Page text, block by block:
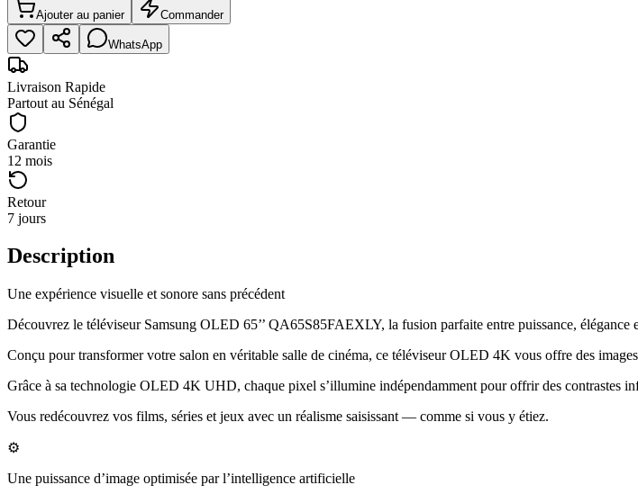
Ajouter au panier Commander
WhatsApp
Livraison Rapide
Partout au Sénégal
Garantie
12 mois
Retour
7 jours
Description
Une expérience visuelle et sonore sans précédent
Découvrez le téléviseur Samsung OLED 65’’ QA65S85FAEXLY, la fusion parfaite entre puissance, élégance
Conçu pour transformer votre salon en véritable salle de cinéma, ce téléviseur OLED 4K vous offre des
Grâce à sa technologie OLED 4K UHD, chaque pixel s’illumine indépendamment pour offrir des contrastes
Vous redécouvrez vos films, séries et jeux avec un réalisme saisissant — comme si vous y étiez.
⚙️
Une puissance d’image optimisée par l’intelligence artificielle